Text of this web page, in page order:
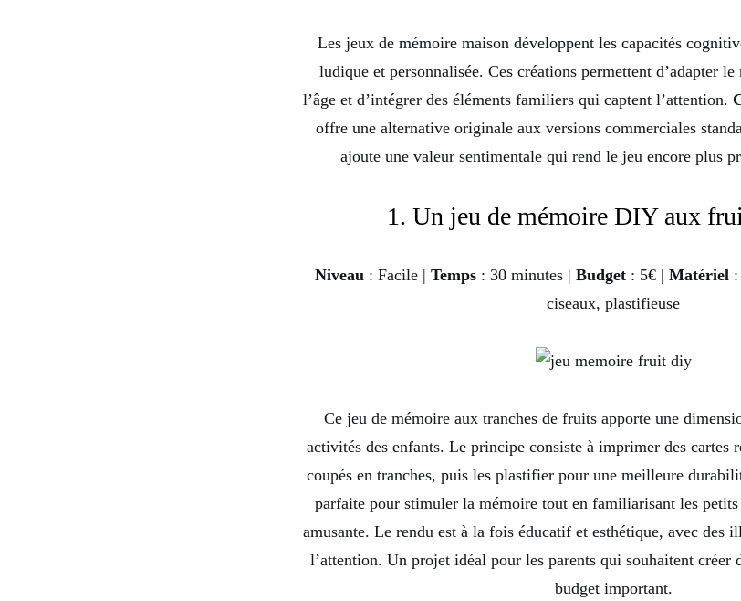
Les jeux de mémoire maison développent les capacités
ludique et personnalisée. Ces créations permettent d’adapter
l’âge et d’intégrer des éléments familiers qui captent l’attention.
offre une alternative originale aux versions commerciales
ajoute une valeur sentimentale qui rend le jeu encore plus
1. Un jeu de mémoire DIY aux
Niveau: Facile | Temps: 30 minutes | Budget: 5€ | Matériel:
ciseaux, plastifieuse
Ce jeu de mémoire aux tranches de fruits apporte une
activités des enfants. Le principe consiste à imprimer des cartes
coupés en tranches, puis les plastifier pour une meilleure
parfaite pour stimuler la mémoire tout en familiarisant les
amusante. Le rendu est à la fois éducatif et esthétique, avec des
l’attention. Un projet idéal pour les parents qui souhaitent créer
budget important.